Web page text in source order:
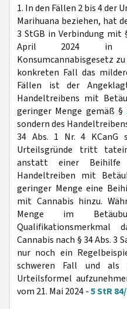
1. In den Fällen 2 bis 4 der
Marihuana beziehen, hat
3 StGB in Verbindung mit
April 2024 in
Konsumcannabisgesetz
konkreten Fall das
Fällen ist der
Handeltreibens mit
geringer Menge gemäß §
sondern des
34 Abs. 1 Nr. 4 KCanG
Urteilsgründe tritt
anstatt einer
Handeltreiben mit
geringer Menge eine
mit Cannabis hinzu.
Menge im
Cannabis nach § 34 Abs. 3
nur noch ein
schweren Fall und
Urteilsformel
vom 21. Mai 2024 -5 StR